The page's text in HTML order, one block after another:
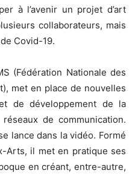
à l’avenir un projet d’art
collaborateurs, mais
Covid-19.
(Fédération Nationale des
met en place de nouvelles
de développement de la
de communication.
lance dans la vidéo. Formé
Arts, il met en pratique ses
en créant, entre-autre,